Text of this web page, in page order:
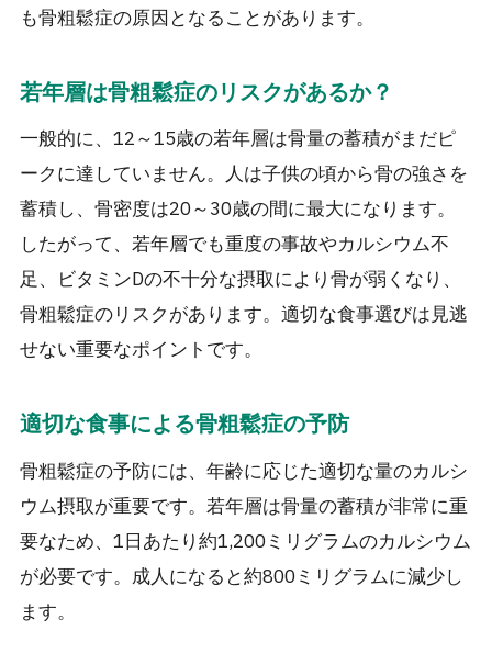
も骨粗鬆症の原因となることがあります。
若年層は骨粗鬆症のリスクがあるか？
一般的に、12～15歳の若年層は骨量の蓄積がまだピ
ークに達していません。人は子供の頃から骨の強さを
蓄積し、骨密度は20～30歳の間に最大になります。
したがって、若年層でも重度の事故やカルシウム不
足、ビタミンDの不十分な摂取により骨が弱くなり、
骨粗鬆症のリスクがあります。適切な食事選びは見逃
せない重要なポイントです。
適切な食事による骨粗鬆症の予防
骨粗鬆症の予防には、年齢に応じた適切な量のカルシ
ウム摂取が重要です。若年層は骨量の蓄積が非常に重
要なため、1日あたり約1,200ミリグラムのカルシウム
が必要です。成人になると約800ミリグラムに減少し
ます。